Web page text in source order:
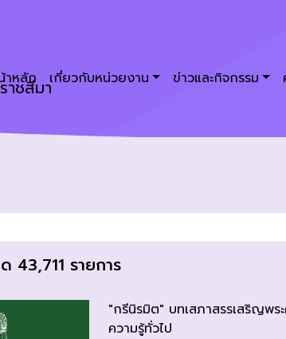
าชสีมา
าหลัก เกี่ยวกับหน่วยงาน ข่าวและกิจกรรม
43,711 รายการ
"กรีนิรมิต" บทเสภาสรรเสริญพ
ความรู้ทั่วไป